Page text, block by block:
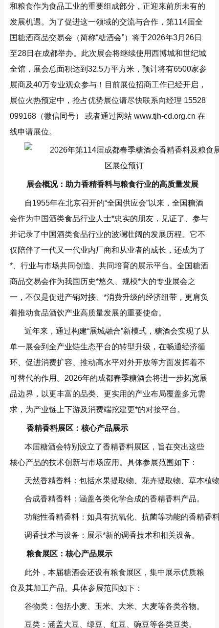
和粮食作为食品工业的重要组成部分，正迎来前所未有的
发展机遇。为了促进这一领域的交流与合作，第114届全
国糖酒商品交易会（简称“糖酒会”）将于2026年3月26日
至28日在成都举办。此次展会将继续使用西博城和世纪城
全馆，展会总面积达到32.5万平方米，预计将有6500家参
展商及40万专业观众参与！目前展位招商工作已经开启，
展位火热预定中，抢占优势展位请尽快联系向经理 15528
099168（微信同号） 或者通过网站 www.tjh-cd.org.cn 在
线申请展位。
展会概况：助力香精香料与粮食行业的高质量发展
自1955年在北京召开的“全国供应会”以来，全国糖酒
会作为中国酒类食品行业人士*忠实的朋友，见证了、参与
并记录了中国酒类食品行业的波澜壮阔的发展历程。它不
仅陪伴了一代又一代业内厂商和从业者的成长，还成为了
*、行业与市场共同创造、共同培育的展示平台。全国糖酒
商品交易会作为我国历史*悠久、规模*大的专业展会之
一，不仅是促进产销对接、*消费升级的经济纽带，更肩负
着推动食品酒饮产业高质量发展的重要使命。
近年来，通过构建“展城融合”新模式，糖酒会实现了从
单一展会到全产业链生态平台的转型升级，在畅通经济循
环、促进消费扩容、推动高水平对外开放等方面发挥着不
可替代的作用。2026年的成都春季糖酒会将进一步拓宽展
品边界，以更丰富的品类、更实用的产业布局覆盖多元需
求，为产业链上下游及消费端挖建更*的对接平台。
香精香料展区：核心产品展示
本届糖酒会特别设立了香精香料展区，旨在突出这些
核心产品的技术创新与市场应用。具体参展范围如下：
天然香精香料：包括水果提取物、花卉提取物、草本植
合成香精香料：涵盖各类化学合成的香精香料产品。
功能性香精香料：如具有抗氧化、抗菌等功能的香精香
调香技术与设备：展示*新的调香技术和相关设备。
粮食展区：核心产品展示
此外，本届糖酒会还设有粮食展区，集中展示优质粮
食及其加工产品。具体参展范围如下：
谷物类：包括小麦、玉米、大米、大麦等各类谷物。
豆类：涵盖大豆、绿豆、红豆、豌豆等各类豆类。